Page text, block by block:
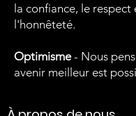
la confiance, le respect
l'honnêteté.
Optimisme- Nous
avenir meilleur est